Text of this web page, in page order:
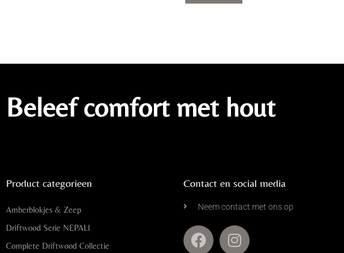
Beleef comfort met hout
Product categorieen
Amberblokjes & Zeep
Driftwood Serie NEPALI
Complete Driftwood Collectie
Contact en social media
Neem contact met ons op